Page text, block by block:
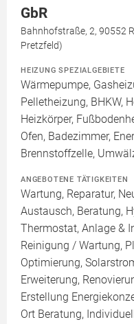
GbR
Bahnhofstraße, 2, 90552
Pretzfeld)
HEIZUNG SPEZIALGEBIETE
Wärmepumpe,
Pelletheizung, BHKW,
Heizkörper,
Ofen, Badezimmer,
Brennstoffzelle,
ANGEBOTENE TÄTIGKEITEN
Wartung, Reparatur,
Austausch, Beratung,
Thermostat, Anlage &
Reinigung / Wartung,
Optimierung,
Erweiterung,
Erstellung
Ort Beratung,